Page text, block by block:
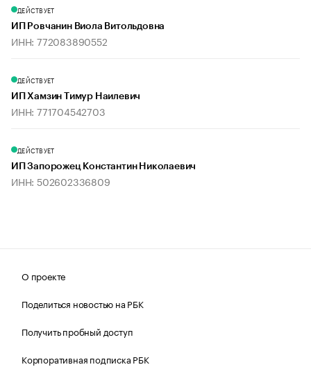
ДЕЙСТВУЕТ
ИП Ровчанин Виола Витольдовна
ИНН: 772083890552
ДЕЙСТВУЕТ
ИП Хамзин Тимур Наилевич
ИНН: 771704542703
ДЕЙСТВУЕТ
ИП Запорожец Константин Николаевич
ИНН: 502602336809
О проекте
Поделиться новостью на РБК
Получить пробный доступ
Корпоративная подписка РБК